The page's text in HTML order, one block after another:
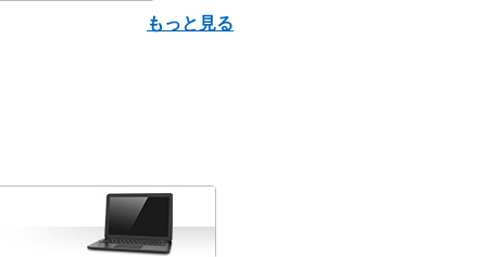
もっと見る